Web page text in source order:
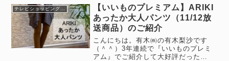
【P2（ピーツー）】の放送がございま
す。今回放送は、トレンドを...
【いいものプレミアム】ARIKI
あったか大人パンツ（11/12放
送商品）のご紹介
こんにちは。有木㈱の有木梨沙です
（＾＾）3年連続で『いいものプレミ
アム』でご紹介して大好評だった